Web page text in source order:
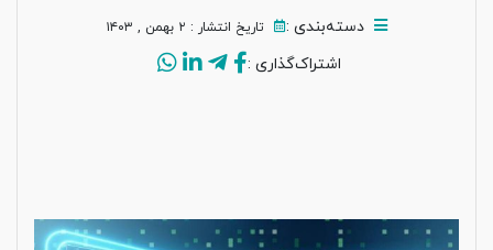
دسته‌بندی : تاریخ انتشار :‌ ۲ بهمن , ۱۴۰۳
اشتراک‌گذاری :